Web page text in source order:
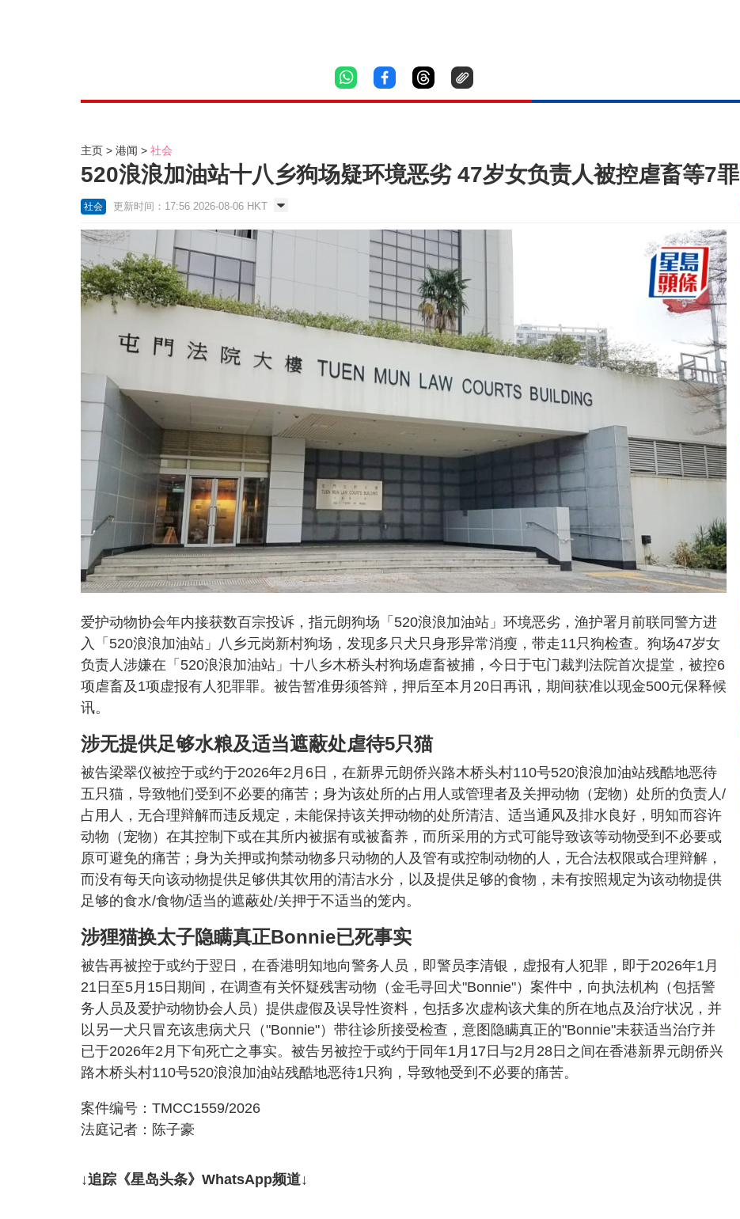
主页 港闻 社会
520浪浪加油站十八乡狗场疑环境恶劣 47岁女负责人被控虐畜等7罪
社会 更新时间：17:56 2026-08-06 HKT
爱护动物协会年内接获数百宗投诉，指元朗狗场「520浪浪加油站」环境恶劣，渔护署月前联同警方进
入「520浪浪加油站」八乡元岗新村狗场，发现多只犬只身形异常消瘦，带走11只狗检查。狗场47岁女
负责人涉嫌在「520浪浪加油站」十八乡木桥头村狗场虐畜被捕，今日于屯门裁判法院首次提堂，被控6
项虐畜及1项虚报有人犯罪罪。被告暂准毋须答辩，押后至本月20日再讯，期间获准以现金500元保释候
讯。
涉无提供足够水粮及适当遮蔽处虐待5只猫
被告梁翠仪被控于或约于2026年2月6日，在新界元朗侨兴路木桥头村110号520浪浪加油站残酷地恶待
五只猫，导致牠们受到不必要的痛苦；身为该处所的占用人或管理者及关押动物（宠物）处所的负责人/
占用人，无合理辩解而违反规定，未能保持该关押动物的处所清洁、适当通风及排水良好，明知而容许
动物（宠物）在其控制下或在其所内被据有或被畜养，而所采用的方式可能导致该等动物受到不必要或
原可避免的痛苦；身为关押或拘禁动物多只动物的人及管有或控制动物的人，无合法权限或合理辩解，
而没有每天向该动物提供足够供其饮用的清洁水分，以及提供足够的食物，未有按照规定为该动物提供
足够的食水/食物/适当的遮蔽处/关押于不适当的笼内。
涉狸猫换太子隐瞒真正Bonnie已死事实
被告再被控于或约于翌日，在香港明知地向警务人员，即警员李清银，虚报有人犯罪，即于2026年1月
21日至5月15日期间，在调查有关怀疑残害动物（金毛寻回犬"Bonnie"）案件中，向执法机构（包括警
务人员及爱护动物协会人员）提供虚假及误导性资料，包括多次虚构该犬集的所在地点及治疗状况，并
以另一犬只冒充该患病犬只（"Bonnie"）带往诊所接受检查，意图隐瞒真正的"Bonnie"未获适当治疗并
已于2026年2月下旬死亡之事实。被告另被控于或约于同年1月17日与2月28日之间在香港新界元朗侨兴
路木桥头村110号520浪浪加油站残酷地恶待1只狗，导致牠受到不必要的痛苦。
案件编号：TMCC1559/2026
法庭记者：陈子豪
↓追踪《星岛头条》WhatsApp频道↓